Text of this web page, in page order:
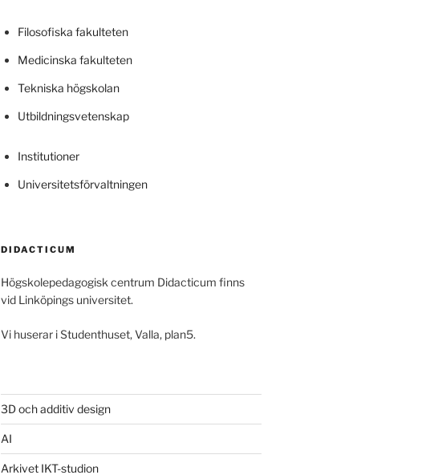
Filosofiska fakulteten
Medicinska fakulteten
Tekniska högskolan
Utbildningsvetenskap
Institutioner
Universitetsförvaltningen
DIDACTICUM
Högskolepedagogisk centrum Didacticum finns
vid Linköpings universitet.
Vi huserar i Studenthuset, Valla, plan5.
3D och additiv design
AI
Arkivet IKT-studion